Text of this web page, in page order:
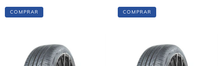
COMPRAR COMPRAR